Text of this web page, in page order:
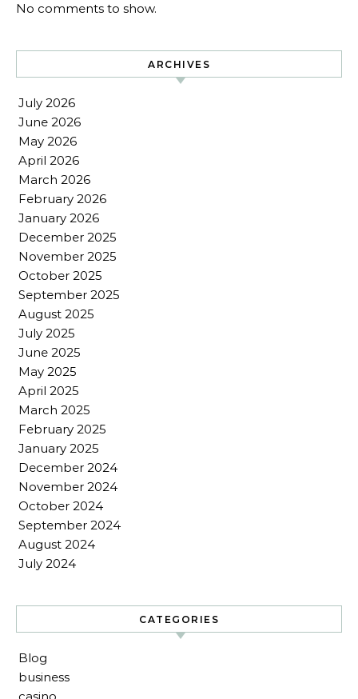
No comments to show.
ARCHIVES
July 2026
June 2026
May 2026
April 2026
March 2026
February 2026
January 2026
December 2025
November 2025
October 2025
September 2025
August 2025
July 2025
June 2025
May 2025
April 2025
March 2025
February 2025
January 2025
December 2024
November 2024
October 2024
September 2024
August 2024
July 2024
CATEGORIES
Blog
business